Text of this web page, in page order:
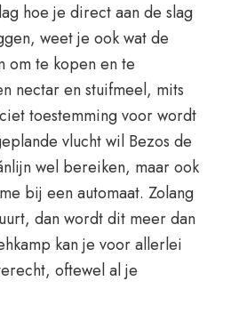
hoe je direct aan de slag
weet je ook wat de
om te kopen en te
nectar en stuifmeel, mits
toestemming voor wordt
vlucht wil Bezos de
wel bereiken, maar ook
bij een automaat. Zolang
dan wordt dit meer dan
kan je voor allerlei
oftewel al je